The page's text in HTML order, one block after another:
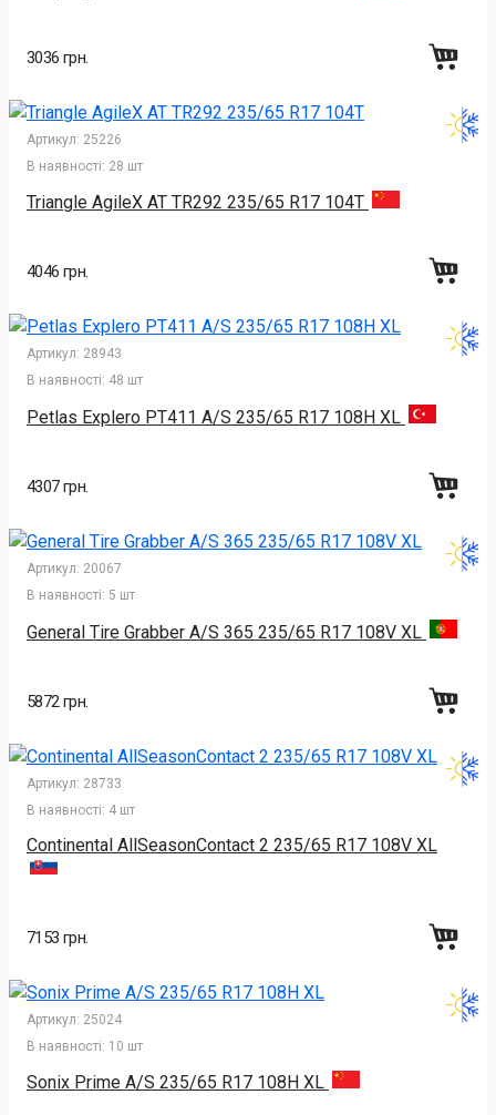
3036 грн.
Артикул: 25226
В наявності: 28 шт
Triangle AgileX AT TR292 235/65 R17 104T
4046 грн.
Артикул: 28943
В наявності: 48 шт
Petlas Explero PT411 A/S 235/65 R17 108H XL
4307 грн.
Артикул: 20067
В наявності: 5 шт
General Tire Grabber A/S 365 235/65 R17 108V XL
5872 грн.
Артикул: 28733
В наявності: 4 шт
Continental AllSeasonContact 2 235/65 R17 108V XL
7153 грн.
Артикул: 25024
В наявності: 10 шт
Sonix Prime A/S 235/65 R17 108H XL